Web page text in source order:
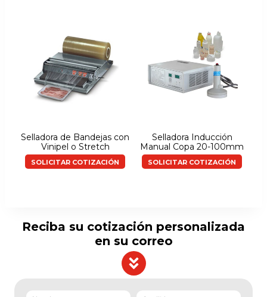
Selladora de Bandejas con
Vinipel o Stretch
SOLICITAR COTIZACIÓN
Selladora Inducción
Manual Copa 20-100mm
SOLICITAR COTIZACIÓN
Reciba su cotización personalizada
en su correo